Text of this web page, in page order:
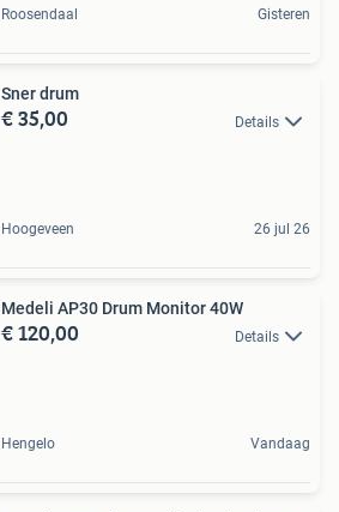
Roosendaal Gisteren
Sner drum
€ 35,00 Details
Hoogeveen 26 jul 26
Medeli AP30 Drum Monitor 40W
€ 120,00 Details
Hengelo Vandaag